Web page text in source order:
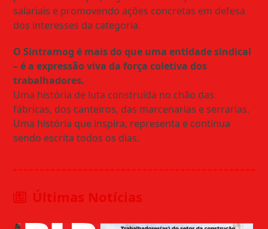
salariais e promovendo ações concretas em defesa
dos interesses da categoria.
O Sintramog é mais do que uma entidade sindical
– é a expressão viva da força coletiva dos
trabalhadores.
Uma história de luta construída no chão das
fábricas, dos canteiros, das marcenarias e serrarias.
Uma história que inspira, representa e continua
sendo escrita todos os dias.
Últimas Notícias